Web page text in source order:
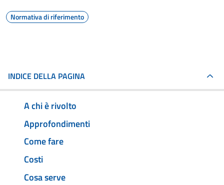
Normativa di riferimento
INDICE DELLA PAGINA
A chi è rivolto
Approfondimenti
Come fare
Costi
Cosa serve